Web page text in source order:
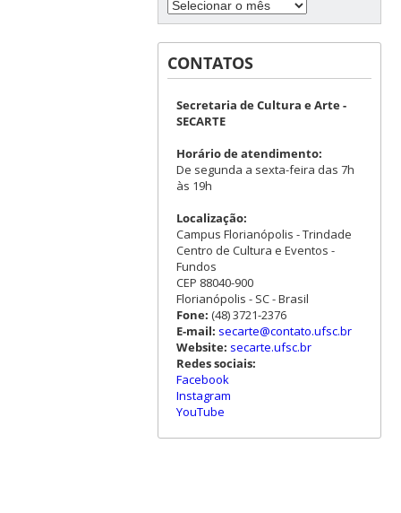
CONTATOS
Secretaria de Cultura e Arte -
SECARTE
Horário de atendimento:
De segunda a sexta-feira das 7h
às 19h
Localização:
Campus Florianópolis - Trindade
Centro de Cultura e Eventos -
Fundos
CEP 88040-900
Florianópolis - SC - Brasil
Fone: (48) 3721-2376
E-mail: secarte@contato.ufsc.br
Website: secarte.ufsc.br
Redes sociais:
Facebook
Instagram
YouTube